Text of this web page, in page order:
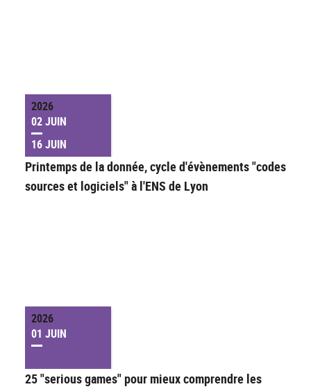
2026
02 JUIN
16 JUIN
Printemps de la donnée, cycle d'évènements "codes
sources et logiciels" à l'ENS de Lyon
2026
01 JUIN
25 "serious games" pour mieux comprendre les